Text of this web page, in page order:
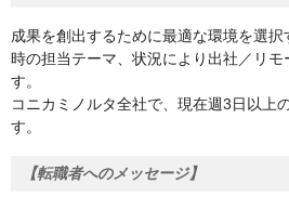
成果を創出するために最適な環境を選
時の担当テーマ、状況により出社／リモ
す。
コニカミノルタ全社で、現在週3日以上
す。
【転職者へのメッセージ】